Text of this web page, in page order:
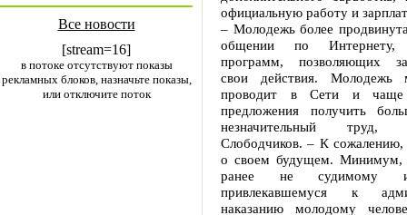
Все новости
[stream=16]
в потоке отсутствуют показы
рекламных блоков, назначьте показы,
или отключите поток
официальную работу и
– Молодежь более
общении по Интернету,
программ, позволяющих
свои действия. Молодежь
проводит в Сети и чаще
предложения получить
незначительный
Слободчиков. – К сожалению,
о своем будущем. Минимум,
ранее не
привлекавшемуся к
наказанию молодому